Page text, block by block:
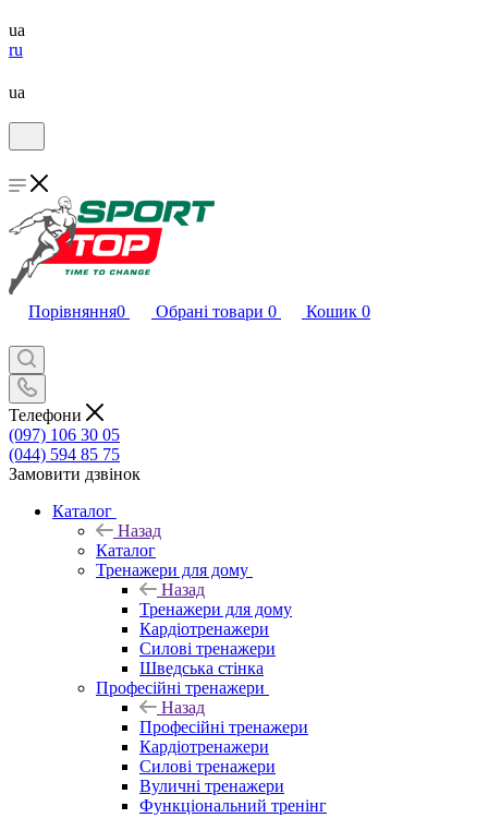
ua
ru
ua
Порівняння0 Обрані товари 0 Кошик 0
Телефони
(097) 106 30 05
(044) 594 85 75
Замовити дзвінок
Каталог
Назад
Каталог
Тренажери для дому
Назад
Тренажери для дому
Кардіотренажери
Силові тренажери
Шведська стінка
Професійні тренажери
Назад
Професійні тренажери
Кардіотренажери
Силові тренажери
Вуличні тренажери
Функціональний тренінг